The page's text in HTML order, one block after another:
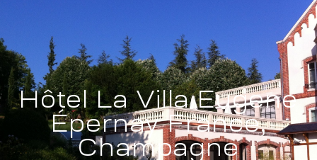
Hôtel La Villa Eugene
Épernay France,
Champagne